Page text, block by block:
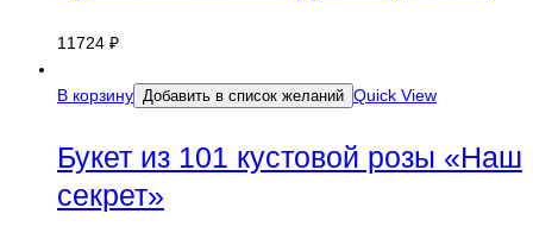
11724 ₽
В корзину Добавить в список желаний Quick View
Букет из 101 кустовой розы «Наш
секрет»